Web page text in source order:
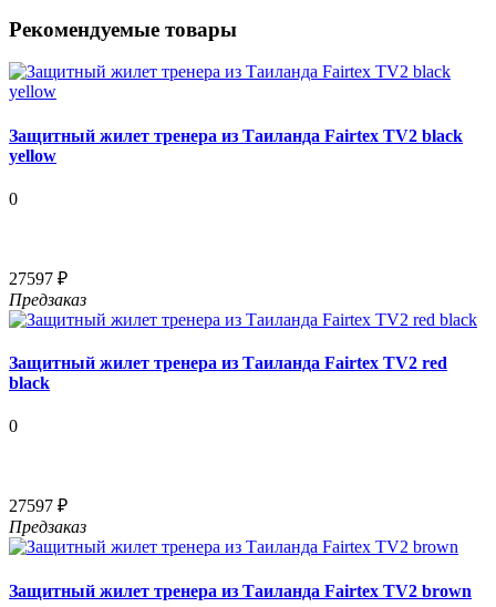
Рекомендуемые товары
Защитный жилет тренера из Таиланда Fairtex TV2 black
yellow
0
27597 ₽
Предзаказ
Защитный жилет тренера из Таиланда Fairtex TV2 red
black
0
27597 ₽
Предзаказ
Защитный жилет тренера из Таиланда Fairtex TV2 brown